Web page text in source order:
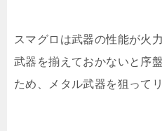
スマグロは武器の性能が火
武器を揃えておかないと序
ため、メタル武器を狙って